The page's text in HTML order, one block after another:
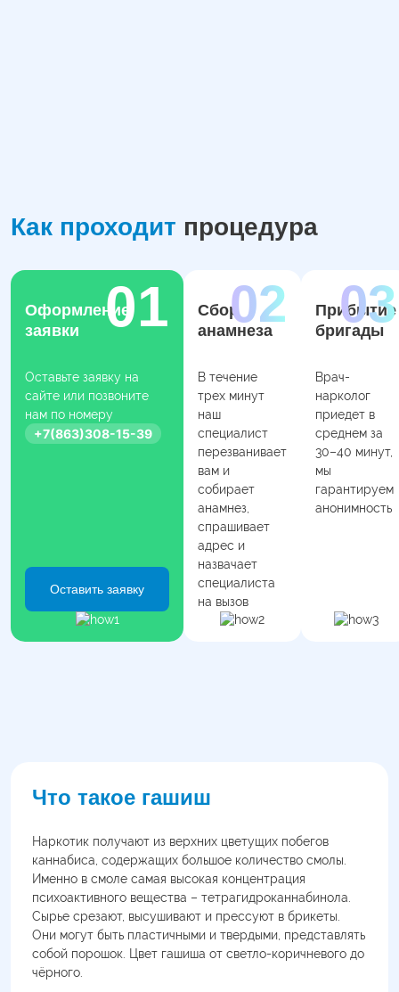
Как проходит процедура
Оформление
заявки
Оставьте заявку на
сайте или позвоните
нам по номеру
+7(863)308-15-39
Оставить заявку
Сбор
анамнеза
В течение
трех минут
наш
специалист
перезванивает
вам и
собирает
анамнез,
спрашивает
адрес и
назвачает
специалиста
на вызов
Прибытие
бригады
Врач-
нарколог
приедет в
среднем за
30–40 минут,
мы
гарантируем
анонимность
Что такое гашиш
Наркотик получают из верхних цветущих побегов
каннабиса, содержащих большое количество смолы.
Именно в смоле самая высокая концентрация
психоактивного вещества – тетрагидроканнабинола.
Сырье срезают, высушивают и прессуют в брикеты.
Они могут быть пластичными и твердыми, представлять
собой порошок. Цвет гашиша от светло-коричневого до
чёрного.